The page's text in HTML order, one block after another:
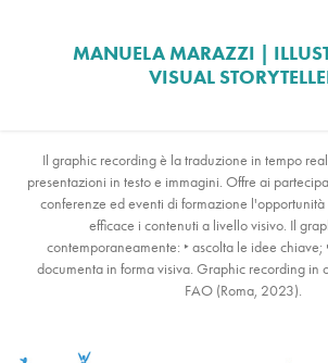
MANUELA MARAZZI |
VISUAL
Il graphic recording è la traduzione in tempo
presentazioni in testo e immagini. Offre ai
conferenze ed eventi di formazione
efficace i contenuti a livello visivo. Il
contemporaneamente: ‣ ascolta le idee chiave;
documenta in forma visiva. Graphic recording in
FAO (Roma, 2023).